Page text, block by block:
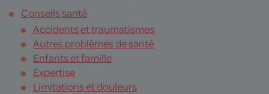
Conseils santé
Accidents et traumatismes
Autres problèmes de santé
Enfants et famille
Expertise
Limitations et douleurs